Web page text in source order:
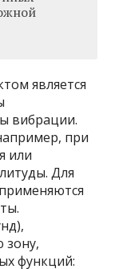
является
вибрации.
при
или
Для
зону,
функций: